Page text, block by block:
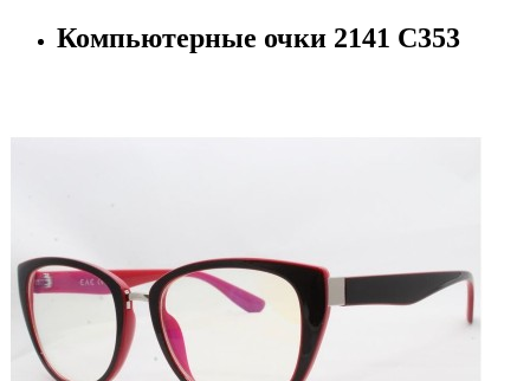
Компьютерные очки 2141 С353